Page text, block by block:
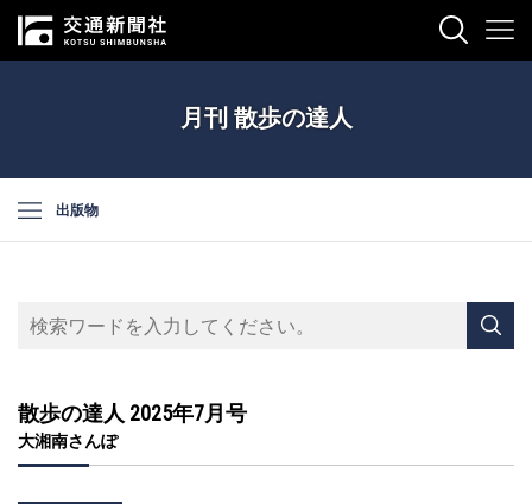
月刊 散歩の達人
出版物
散歩の達人 2025年7月号
大湘南さんぽ